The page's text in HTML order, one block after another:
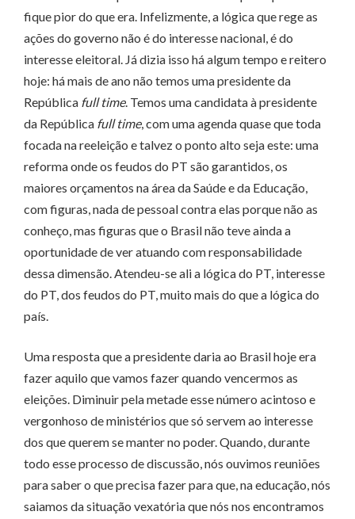
fique pior do que era. Infelizmente, a lógica que rege as
ações do governo não é do interesse nacional, é do
interesse eleitoral. Já dizia isso há algum tempo e reitero
hoje: há mais de ano não temos uma presidente da
República full time. Temos uma candidata à presidente
da República full time, com uma agenda quase que toda
focada na reeleição e talvez o ponto alto seja este: uma
reforma onde os feudos do PT são garantidos, os
maiores orçamentos na área da Saúde e da Educação,
com figuras, nada de pessoal contra elas porque não as
conheço, mas figuras que o Brasil não teve ainda a
oportunidade de ver atuando com responsabilidade
dessa dimensão. Atendeu-se ali a lógica do PT, interesse
do PT, dos feudos do PT, muito mais do que a lógica do
país.
Uma resposta que a presidente daria ao Brasil hoje era
fazer aquilo que vamos fazer quando vencermos as
eleições. Diminuir pela metade esse número acintoso e
vergonhoso de ministérios que só servem ao interesse
dos que querem se manter no poder. Quando, durante
todo esse processo de discussão, nós ouvimos reuniões
para saber o que precisa fazer para que, na educação, nós
saiamos da situação vexatória que nós nos encontramos